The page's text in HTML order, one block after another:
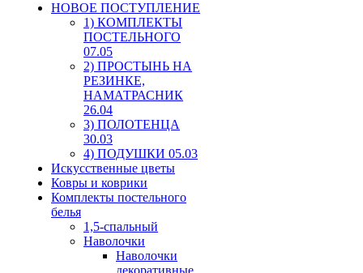
HОВОЕ ПОСТУПЛЕНИЕ
1) КОМПЛЕКТЫ
ПОСТЕЛЬНОГО
07.05
2) ПРОСТЫНЬ НА
РЕЗИНКЕ,
НАМАТРАСНИК
26.04
3) ПОЛОТЕНЦА
30.03
4) ПОДУШКИ 05.03
Искусственные цветы
Ковры и коврики
Комплекты постельного
белья
1,5-спальный
Наволочки
Наволочки